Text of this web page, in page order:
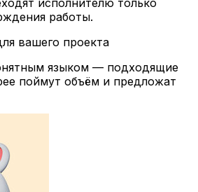
исполнителю только
работы.
вашего проекта
языком — подходящие
поймут объём и предложат